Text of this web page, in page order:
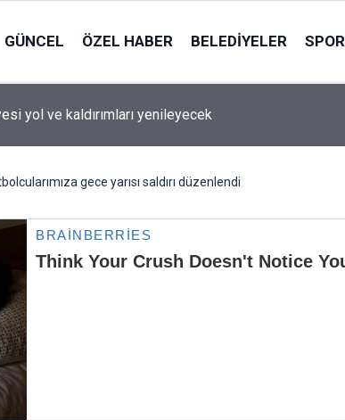
GÜNCEL ÖZEL HABER BELEDIYELER SPOR
yol ve kaldırımları yenileyecek
gece yarısı saldırı düzenlendi